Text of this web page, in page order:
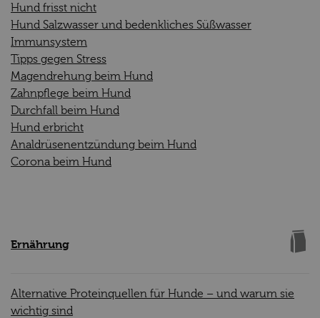
Hund frisst nicht
Hund Salzwasser und bedenkliches Süßwasser
Immunsystem
Tipps gegen Stress
Magendrehung beim Hund
Zahnpflege beim Hund
Durchfall beim Hund
Hund erbricht
Analdrüsenentzündung beim Hund
Corona beim Hund
Ernährung
Alternative Proteinquellen für Hunde – und warum sie
wichtig sind